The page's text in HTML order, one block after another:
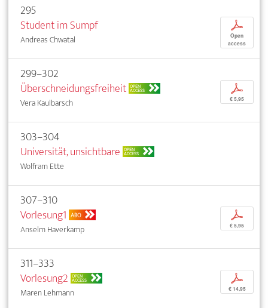
295
Student im Sumpf
Andreas Chwatal
p
Open
access
299–302
Überschneidungsfreiheit OPEN
ACCESS
Vera Kaulbarsch
p
€ 5,95
303–304
Universität, unsichtbare OPEN
ACCESS
Wolfram Ette
307–310
Vorlesung1 ABO
Anselm Haverkamp
p
€ 5,95
311–333
Vorlesung2 OPEN
ACCESS
Maren Lehmann
p
€ 14,95